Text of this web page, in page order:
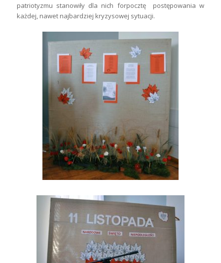
patriotyzmu stanowiły dla nich forpocztę postępowania w
każdej, nawet najbardziej kryzysowej sytuacji.